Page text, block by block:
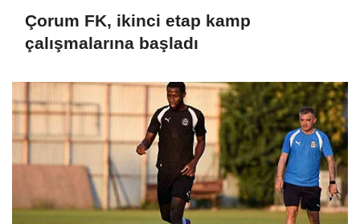
Çorum FK, ikinci etap kamp
çalışmalarına başladı